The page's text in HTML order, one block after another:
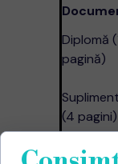
Diplomă
Supliment
(4 pagini)
Cazier
CV +